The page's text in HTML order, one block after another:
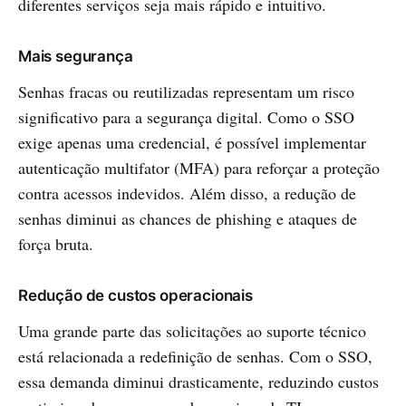
diferentes serviços seja mais rápido e intuitivo.
Mais segurança
Senhas fracas ou reutilizadas representam um risco
significativo para a segurança digital. Como o SSO
exige apenas uma credencial, é possível implementar
autenticação multifator (MFA) para reforçar a proteção
contra acessos indevidos. Além disso, a redução de
senhas diminui as chances de phishing e ataques de
força bruta.
Redução de custos operacionais
Uma grande parte das solicitações ao suporte técnico
está relacionada a redefinição de senhas. Com o SSO,
essa demanda diminui drasticamente, reduzindo custos